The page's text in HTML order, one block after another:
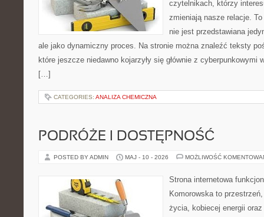
czytelnikach, którzy
zmieniają nasze relacje.
nie jest przedstawiana
ale jako dynamiczny proces. Na stronie można znaleźć teksty
które jeszcze niedawno kojarzyły się głównie z
[…]
CATEGORIES: ANALIZA CHEMICZNA
PODRÓŻE I DOSTĘPNOŚĆ
POSTED BY ADMIN MAJ - 10 - 2026 MOŻLIWOŚĆ
Strona internetowa
Komorowska to
życia, kobiecej energii